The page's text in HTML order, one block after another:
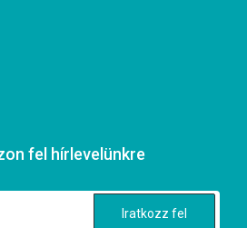
fel hírlevelünkre
Iratkozz fel